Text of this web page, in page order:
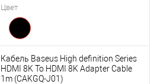
Цвет
Кабель Baseus High definition Series
HDMI 8K To HDMI 8K Adapter Cable
1m (CAKGQ-J01)